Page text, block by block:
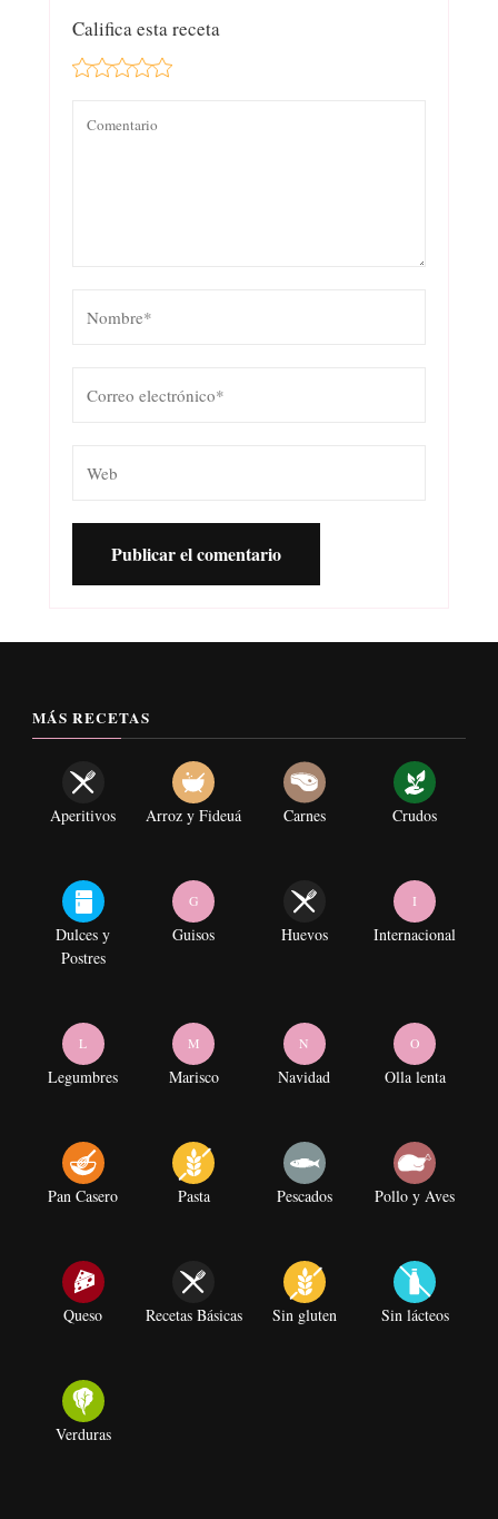
Califica esta receta
MÁS RECETAS
Aperitivos Arroz y Fideuá Carnes Crudos
Dulces y
Postres
G
Guisos Huevos
I
Internacional
L
Legumbres
M
Marisco
N
Navidad
O
Olla lenta
Pan Casero Pasta Pescados Pollo y Aves
Queso Recetas Básicas Sin gluten Sin lácteos
Verduras